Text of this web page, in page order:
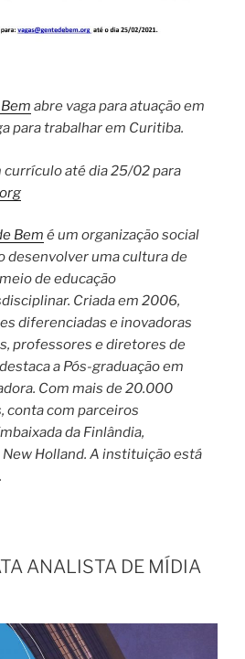
abre vaga para atuação em
para trabalhar em Curitiba.
até dia 25/02 para
Bem é um organização social
desenvolver uma cultura de
de educação
Criada em 2006,
diferenciadas e inovadoras
professores e diretores de
a Pós-graduação em
Com mais de 20.000
conta com parceiros
da Finlândia,
Holland. A instituição está
ANALISTA DE MÍDIA